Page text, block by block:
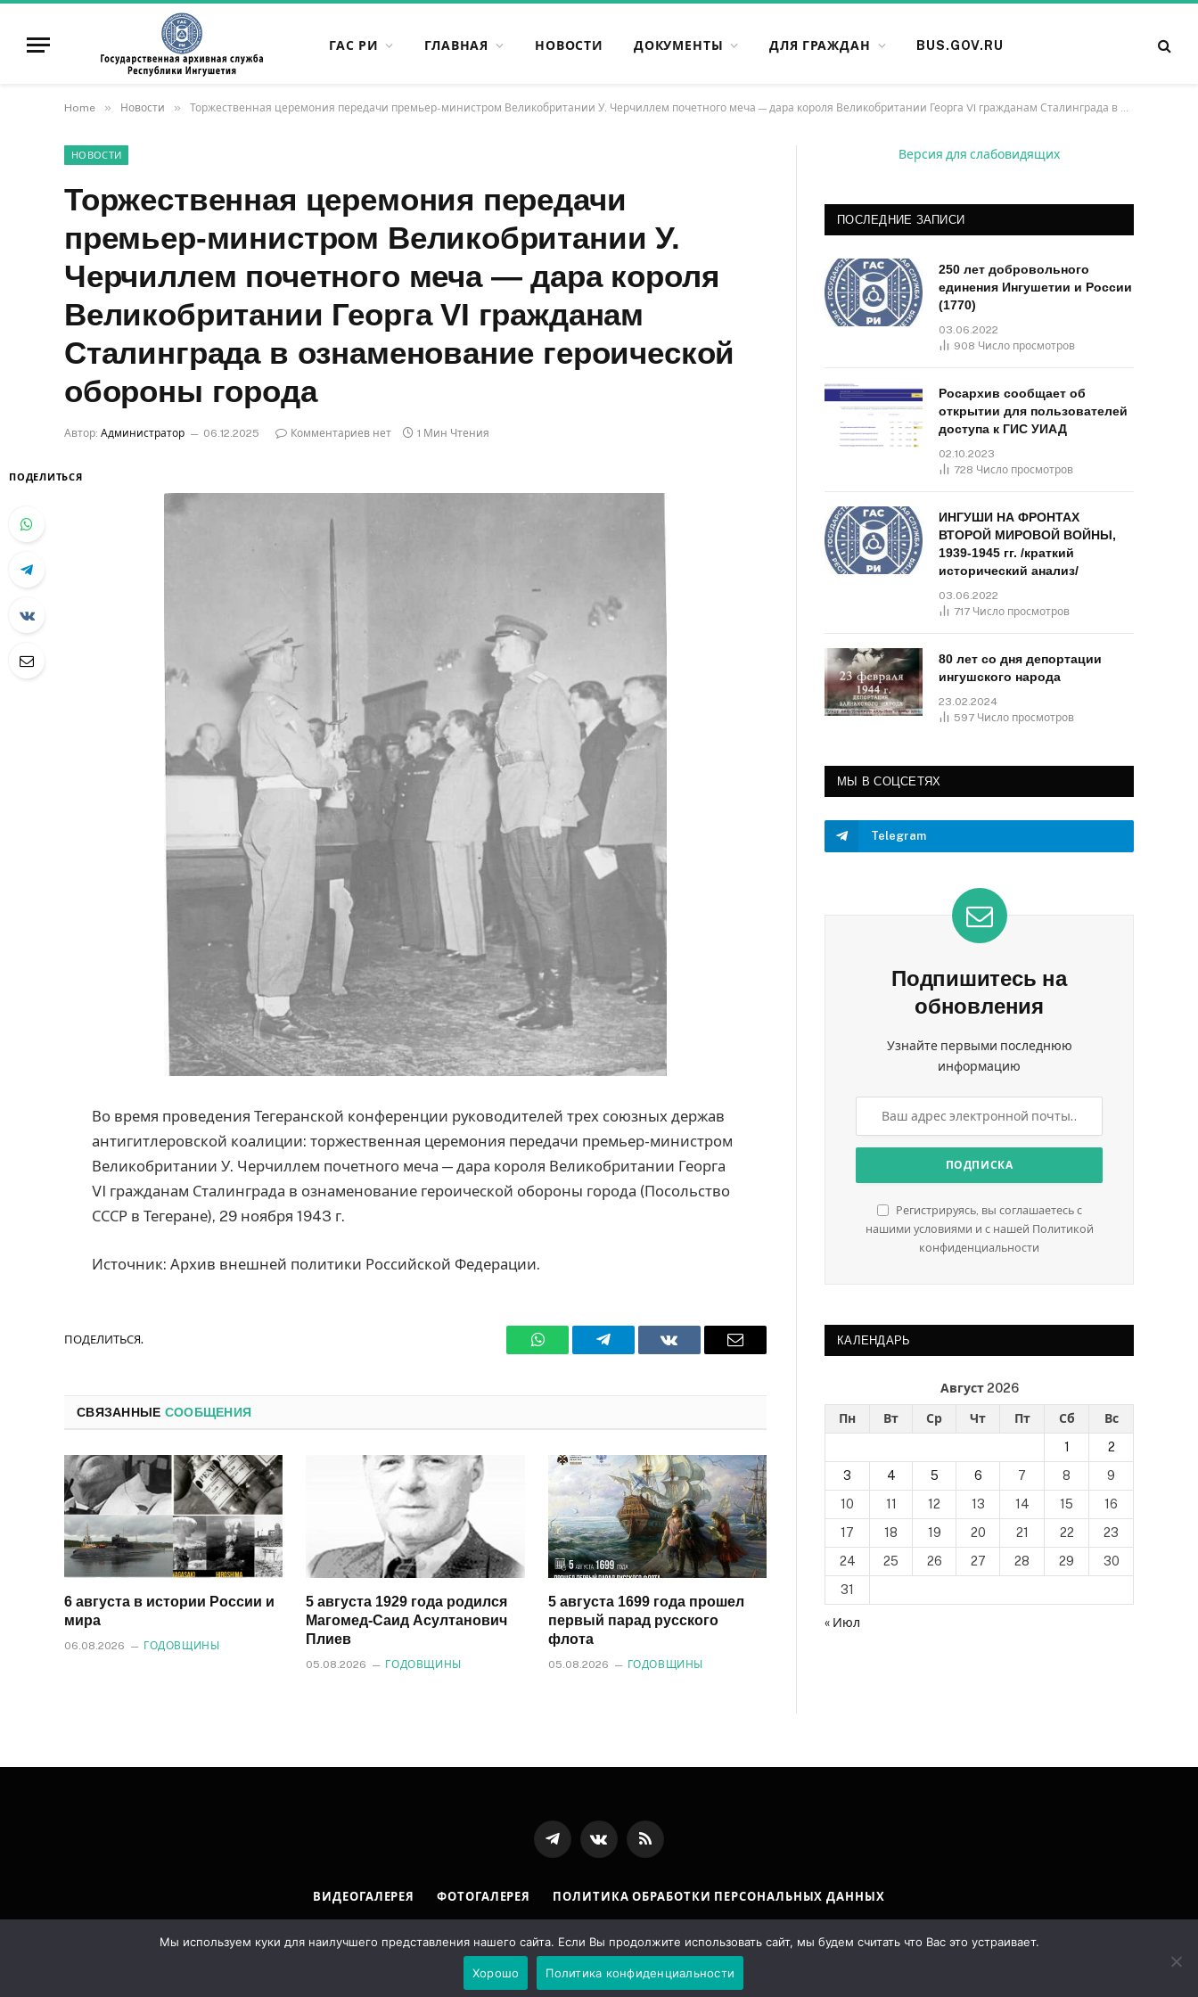
ГАС РИ ГЛАВНАЯ НОВОСТИ ДОКУМЕНТЫ ДЛЯ ГРАЖДАН BUS.GOV.RU
Home » Новости » Торжественная церемония передачи премьер-министром Великобритании У. Черчиллем почетного меча — дара короля Великобритании Георга VI гражданам Сталинграда в ознаменование героической обороны города
НОВОСТИ
Торжественная церемония передачи
премьер-министром Великобритании У.
Черчиллем почетного меча — дара короля
Великобритании Георга VI гражданам
Сталинграда в ознаменование героической
обороны города
Автор: Администратор 06.12.2025 Комментариев нет 1 Мин Чтения
ПОДЕЛИТЬСЯ
Во время проведения Тегеранской конференции руководителей трех союзных держав
антигитлеровской коалиции: торжественная церемония передачи премьер-министром
Великобритании У. Черчиллем почетного меча — дара короля Великобритании Георга
VI гражданам Сталинграда в ознаменование героической обороны города (Посольство
СССР в Тегеране), 29 ноября 1943 г.
Источник: Архив внешней политики Российской Федерации.
ПОДЕЛИТЬСЯ.
WhatsAppТелеграммВКонтактеЭлектронная
СВЯЗАННЫЕ СООБЩЕНИЯ
6 августа в истории России и
мира
06.08.2026 ГОДОВЩИНЫ
5 августа 1929 года родился
Магомед‑Саид Асултанович
Плиев
05.08.2026 ГОДОВЩИНЫ
5 августа 1699 года прошел
первый парад русского
флота
05.08.2026 ГОДОВЩИНЫ
Версия для слабовидящих
ПОСЛЕДНИЕ ЗАПИСИ
250 лет добровольного
единения Ингушетии и России
(1770)
03.06.2022
908 Число просмотров
Росархив сообщает об
открытии для пользователей
доступа к ГИС УИАД
02.10.2023
728 Число просмотров
ИНГУШИ НА ФРОНТАХ
ВТОРОЙ МИРОВОЙ ВОЙНЫ,
1939-1945 гг. /краткий
исторический анализ/
03.06.2022
717 Число просмотров
80 лет со дня депортации
ингушского народа
23.02.2024
597 Число просмотров
МЫ В СОЦСЕТЯХ
Telegram
Подпишитесь на
обновления
Узнайте первыми последнюю
информацию
Регистрируясь, вы соглашаетесь с
нашими условиями и с нашей Политикой
конфиденциальности
КАЛЕНДАРЬ
Август 2026
Пн Вт Ср Чт Пт Сб
Вс
1
2
3
4 5 6 7 8
9
10
11 12 13 14 15
16
17
18 19 20 21 22
23
24
25 26 27 28 29
30
31
« Июл
ТелеграммВКонтактеRSS-
ВИДЕОГАЛЕРЕЯ ФОТОГАЛЕРЕЯ ПОЛИТИКА ОБРАБОТКИ ПЕРСОНАЛЬНЫХ ДАННЫХ
© 2026 Государственная архивная служба Республики Ингушетия. Designed byLostArt.
Мы используем куки для наилучшего представления нашего сайта. Если Вы продолжите использовать сайт, мы будем считать что Вас это устраивает.
Хорошо Политика конфиденциальности